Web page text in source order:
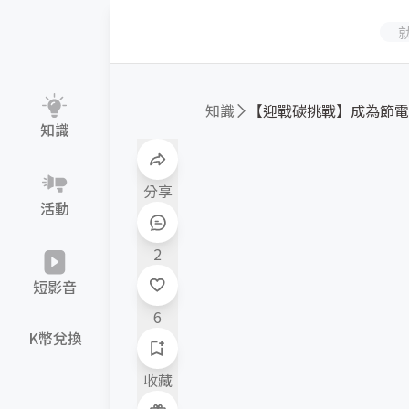
知識
活動
短影音
K幣兌換
分享
2
6
收藏
知識